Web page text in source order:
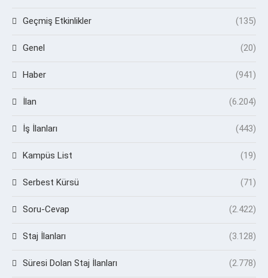
Geçmiş Etkinlikler (135)
Genel (20)
Haber (941)
İlan (6.204)
İş İlanları (443)
Kampüs List (19)
Serbest Kürsü (71)
Soru-Cevap (2.422)
Staj İlanları (3.128)
Süresi Dolan Staj İlanları (2.778)